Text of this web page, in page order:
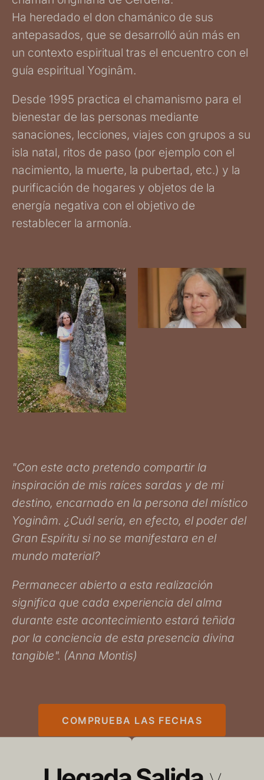
Ha heredado el don chamánico de sus
antepasados, que se desarrolló aún más en
un contexto espiritual tras el encuentro con el
guía espiritual Yoginâm.
Desde 1995 practica el chamanismo para el
bienestar de las personas mediante
sanaciones, lecciones, viajes con grupos a su
isla natal, ritos de paso (por ejemplo con el
nacimiento, la muerte, la pubertad, etc.) y la
purificación de hogares y objetos de la
energía negativa con el objetivo de
restablecer la armonía.
"Con este acto pretendo compartir la
inspiración de mis raíces sardas y de mi
destino, encarnado en la persona del místico
Yoginâm. ¿Cuál sería, en efecto, el poder del
Gran Espíritu si no se manifestara en el
mundo material?
Permanecer abierto a esta realización
significa que cada experiencia del alma
durante este acontecimiento estará teñida
por la conciencia de esta presencia divina
tangible". (Anna Montis)
COMPRUEBA LAS FECHAS